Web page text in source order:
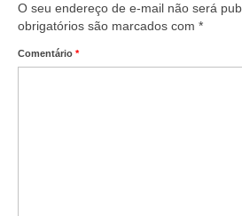
O seu endereço de e-mail não será
obrigatórios são marcados com *
Comentário *